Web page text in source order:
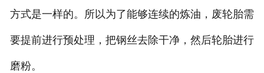
方式是一样的。所以为了能够连续的炼油，废轮胎需
要提前进行预处理，把钢丝去除干净，然后轮胎进行
磨粉。